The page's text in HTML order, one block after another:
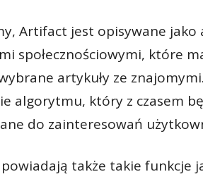
Artifact jest opisywane
społecznościowymi, które
artykuły ze
algorytmu, który z czasem
do zainteresowań
także takie funkcje